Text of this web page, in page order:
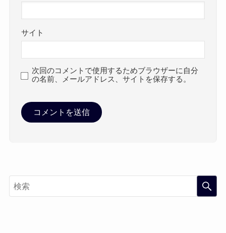
サイト
次回のコメントで使用するためブラウザーに自分
の名前、メールアドレス、サイトを保存する。